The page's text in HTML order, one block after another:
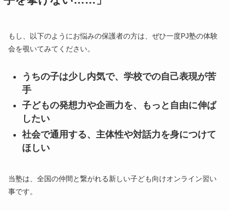
もし、以下のようにお悩みの保護者の方は、ぜひ一度PJ塾の体験
会を覗いてみてください。
うちの子は少し内気で、学校での自己表現が苦
手
子どもの発想力や企画力を、もっと自由に伸ば
したい
社会で通用する、主体性や対話力を身につけて
ほしい
当塾は、全国の仲間と繋がれる新しい子ども向けオンライン習い
事です。